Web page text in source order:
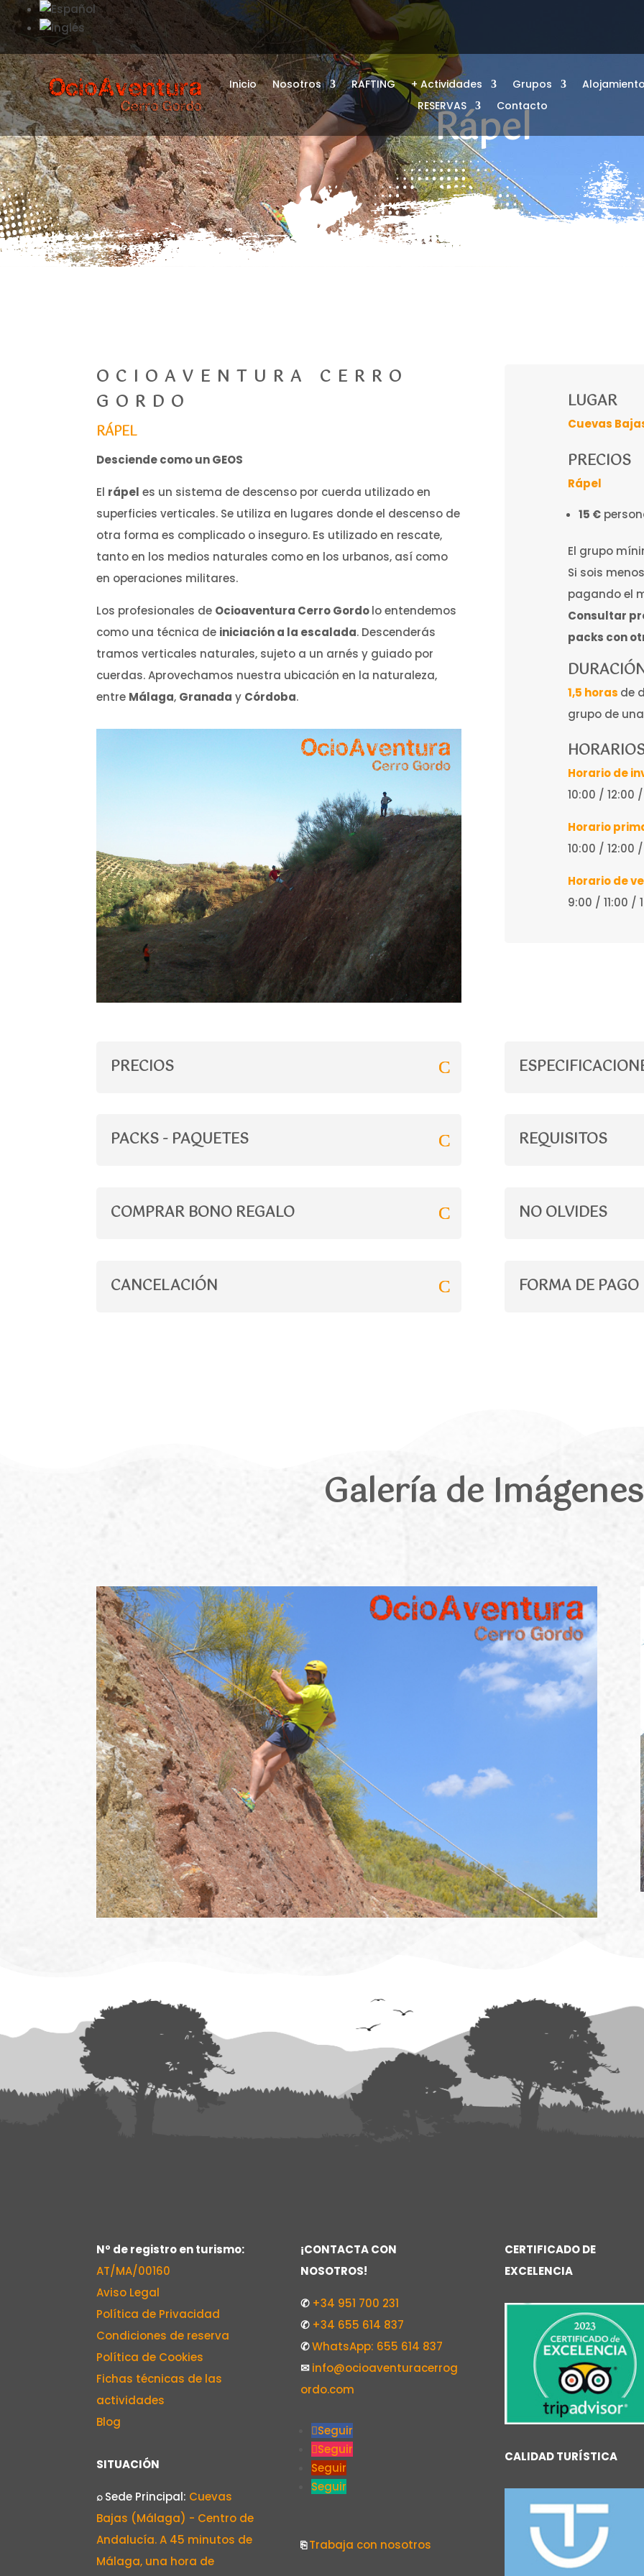
Rápel
Inicio Nosotros RAFTING + Actividades Grupos
RESERVAS
Contacto
OCIOAVENTURA CERRO
GORDO
RÁPEL
Desciende como un GEOS
El rápel es un sistema de descenso por cuerda utilizado en
superficies verticales. Se utiliza en lugares donde el descenso de
otra forma es complicado o inseguro. Es utilizado en rescate,
tanto en los medios naturales como en los urbanos, así como
en operaciones militares.
Los profesionales de Ocioaventura Cerro Gordolo entendemos
como una técnica de iniciación a la escalada. Descenderás
tramos verticales naturales, sujeto a un arnés y guiado por
cuerdas. Aprovechamos nuestra ubicación en la naturaleza,
entre Málaga, Granada y Córdoba.
LUGAR
Cuevas
PRECIOS
Rápel
15 €
El grupo
Si sois
pagando el
Consultar
packs con
1,5 horas de
grupo de
Horario de
10:00 / 12:00
Horario
10:00 / 12:00
Horario de
9:00 / 11:00 /
PRECIOS
PACKS - PAQUETES
COMPRAR BONO REGALO
CANCELACIÓN
REQUISITOS
NO OLVIDES
FORMA DE PAGO
Galería de Imágenes
Nº de registro en turismo:
AT/MA/00160
Aviso Legal
Política de Privacidad
Condiciones de reserva
Política de Cookies
Fichas técnicas de las
actividades
Blog
SITUACIÓN
⌕Sede Principal: Cuevas
Bajas (Málaga) - Centro de
Andalucía. A 45 minutos de
Málaga, una hora de
¡CONTACTA CON
NOSOTROS!
✆ +34 951 700 231
✆ +34 655 614 837
✆WhatsApp: 655 614 837
✉info@ocioaventuracerrog
ordo.com
Seguir
Seguir
Seguir
Seguir
⎘Trabaja con nosotros
CERTIFICADO DE
EXCELENCIA
CALIDAD TURÍSTICA